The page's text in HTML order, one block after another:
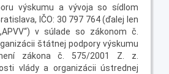
výskumu a vývoja so sídlom
IČO: 30 797 764 (ďalej len
v súlade so zákonom č.
štátnej podpory výskumu
zákona č. 575/2001 Z. z.
vlády a organizácii ústrednej